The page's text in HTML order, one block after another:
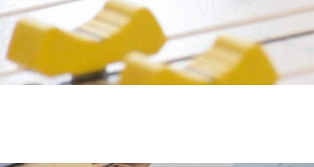
Διαγωνισμοί/Live
Links
Επικοινωνία